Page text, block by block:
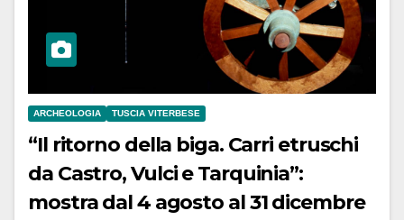
ARCHEOLOGIA TUSCIA VITERBESE
“Il ritorno della biga. Carri etruschi
da Castro, Vulci e Tarquinia”:
mostra dal 4 agosto al 31 dicembre